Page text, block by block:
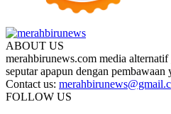
ABOUT US
merahbirunews.com media
seputar apapun dengan pembawaan
Contact us:
FOLLOW US